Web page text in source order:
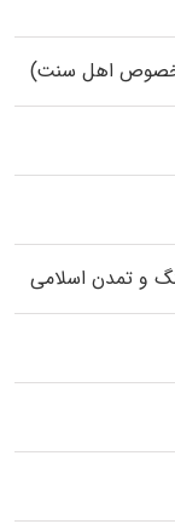
اهل سنت)
و تمدن اسلامی